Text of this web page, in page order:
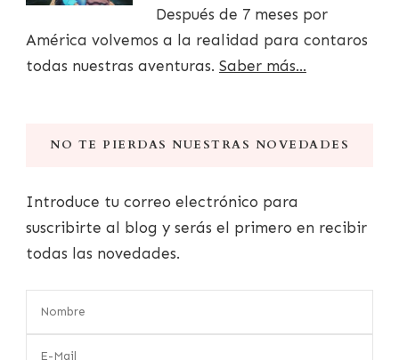
Después de 7 meses por
América volvemos a la realidad para contaros
todas nuestras aventuras. Saber más...
NO TE PIERDAS NUESTRAS NOVEDADES
Introduce tu correo electrónico para
suscribirte al blog y serás el primero en recibir
todas las novedades.